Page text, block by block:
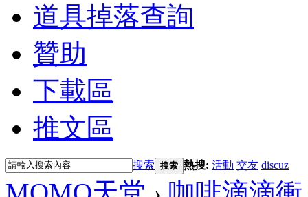
道具掉落查詢
贊助
下載區
推文區
搜索 搜索 熱搜: 活動 交友 discuz